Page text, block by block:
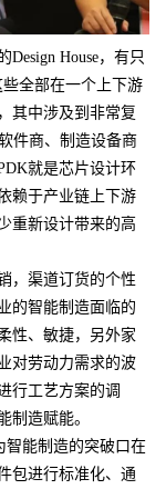
House，有只
全部在一个上下游
其中涉及到非常复
件商、制造设备商
就是芯片设计环
赖于产业链上下游
重新设计带来的高
，渠道订货的个性
的智能制造面临的
性、敏捷，另外家
对劳动力需求的波
行工艺方案的调
制造赋能。
智能制造的突破口在
包进行标准化、通